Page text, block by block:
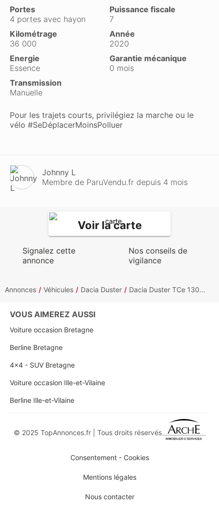
Portes
4 portes avec hayon
Puissance fiscale
7
Kilométrage
36 000
Année
2020
Energie
Essence
Garantie mécanique
0 mois
Transmission
Manuelle
Pour les trajets courts, privilégiez la marche ou le
vélo #SeDéplacerMoinsPolluer
Johnny L
Membre de ParuVendu.fr depuis 4 mois
Voir la carte
Signalez cette
annonce
Nos conseils de
vigilance
Annonces Véhicules Dacia Duster Dacia Duster TCe 130...
VOUS AIMEREZ AUSSI
Voiture occasion Bretagne
Berline Bretagne
4x4 - SUV Bretagne
Voiture occasion Ille-et-Vilaine
Berline Ille-et-Vilaine
© 2025 TopAnnonces.fr | Tous droits réservés
Consentement - Cookies
Mentions légales
Nous contacter